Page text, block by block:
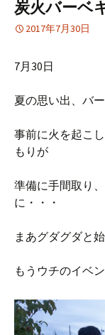
炭火バーベ
2017年7月30日
7月30日
夏の思い出、バー
事前に火を起こ
もりが
準備に手間取り
に・・・
まあグダグダと
もうウチのイベ